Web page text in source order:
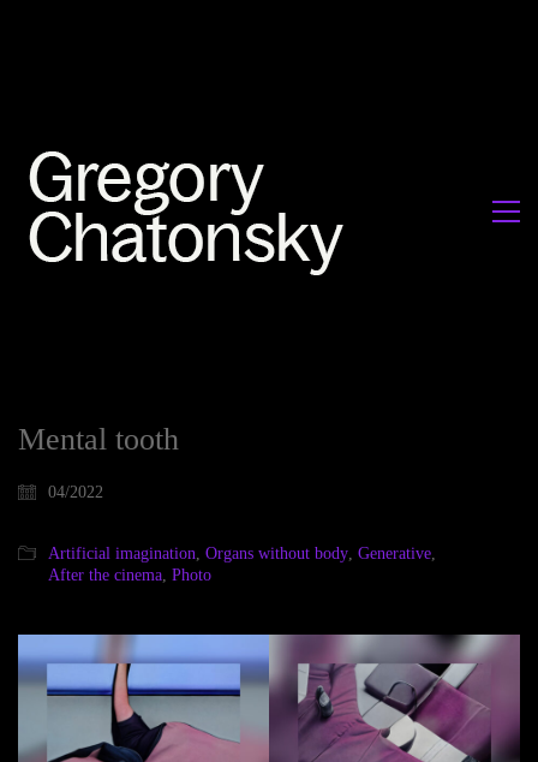
Mental tooth
04/2022
Artificial imagination, Organs without body, Generative,
After the cinema, Photo